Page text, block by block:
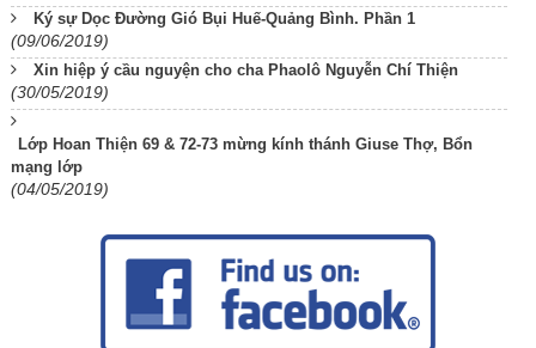
Ký sự Dọc Đường Gió Bụi Huế-Quảng Bình. Phần 1
(09/06/2019)
Xin hiệp ý cầu nguyện cho cha Phaolô Nguyễn Chí Thiện
(30/05/2019)
Lớp Hoan Thiện 69 & 72-73 mừng kính thánh Giuse Thợ, Bổn
mạng lớp
(04/05/2019)